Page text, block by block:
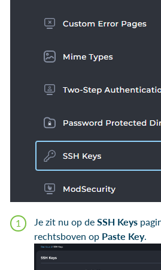
Je zit nu op de SSH Keys
rechtsboven op Paste Key.